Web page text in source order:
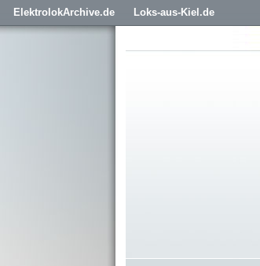
ElektrolokArchive.de Loks-aus-Kiel.de